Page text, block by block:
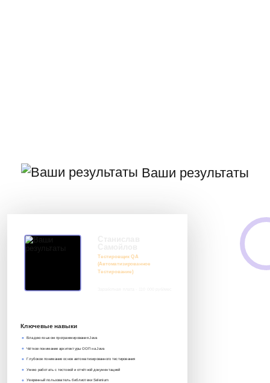
Ваши результаты
Тестировщик QA
(Автоматизированное
Тестирование)
Ключевые навыки
Владею языком программирования Java
Чёткое понимание архитектуры ООП на Java
Глубокое понимание основ автоматизированного тестирования
Умею работать с тестовой и отчётной документацией
Уверенный пользователь библиотеки Selenium